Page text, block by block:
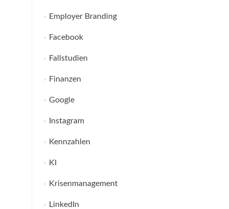
Employer Branding
Facebook
Fallstudien
Finanzen
Google
Instagram
Kennzahlen
KI
Krisenmanagement
LinkedIn